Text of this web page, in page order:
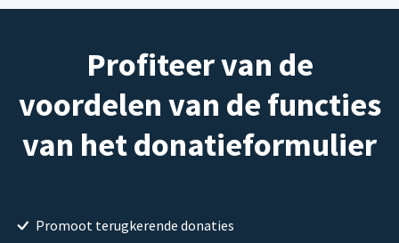
Profiteer van de
voordelen van de functies
van het donatieformulier
Promoot terugkerende donaties